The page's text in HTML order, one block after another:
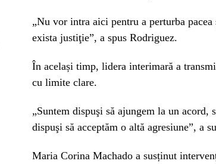
„Nu vor intra aici pentru a perturba
exista justiţie”, a spus Rodriguez.
În același timp, lidera interimară a
cu limite clare.
„Suntem dispuşi să ajungem la un acord,
dispuşi să acceptăm o altă agresiune”, a
Maria Corina Machado a susținut